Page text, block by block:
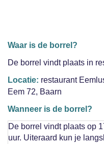
Waar is de borrel?
De borrel vindt plaats in
Locatie: restaurant
Eem 72, Baarn
Wanneer is de borrel?
De borrel vindt plaats op
uur. Uiteraard kun je